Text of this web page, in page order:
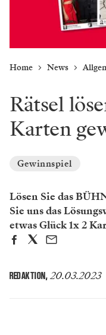
Home News
Rätsel
Karten
Gewinnspiel
Lösen Sie das
Sie uns das
etwas Glück 1x 2
REDAKTION, 20.03.2023